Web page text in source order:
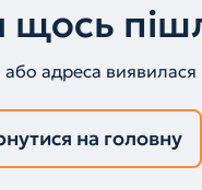
щось
або адреса
на головну